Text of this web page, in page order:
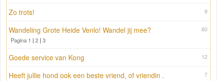
9
Zo trots!
60
Wandeling Grote Heide Venlo! Wandel jij mee?
Pagina 1 | 2 | 3
12
Goede service van Kong
7
Heeft jullie hond ook een beste vriend, of vriendin .